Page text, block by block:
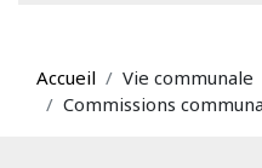
Accueil
Vie communale
Commissions